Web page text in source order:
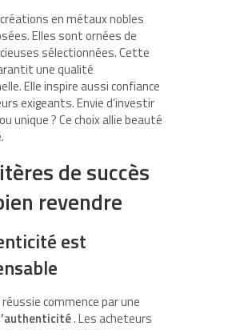
en métaux nobles
Elles sont ornées de
sélectionnées. Cette
une qualité
Elle inspire aussi confiance
exigeants. Envie d’investir
unique ? Ce choix allie beauté
de succès
revendre
est
commence par une
. Les acheteurs